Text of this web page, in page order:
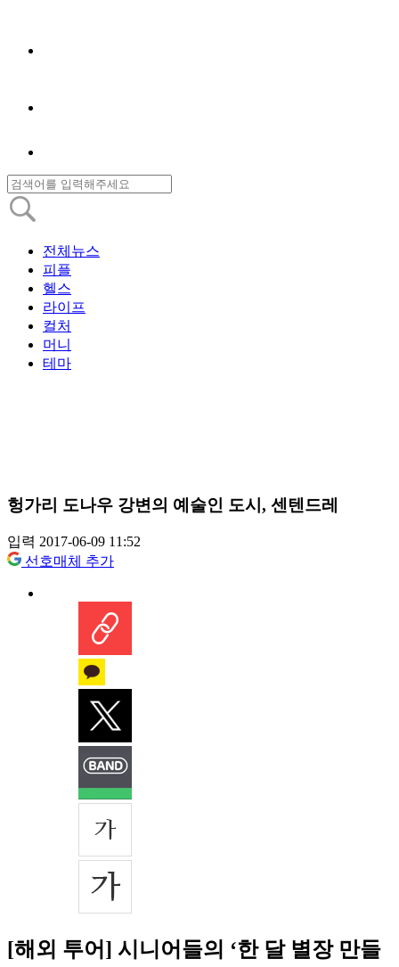
전체뉴스
피플
헬스
라이프
컬처
머니
테마
헝가리 도나우 강변의 예술인 도시, 센텐드레
입력 2017-06-09 11:52
선호매체 추가
[해외 투어] 시니어들의 ‘한 달 별장 만들